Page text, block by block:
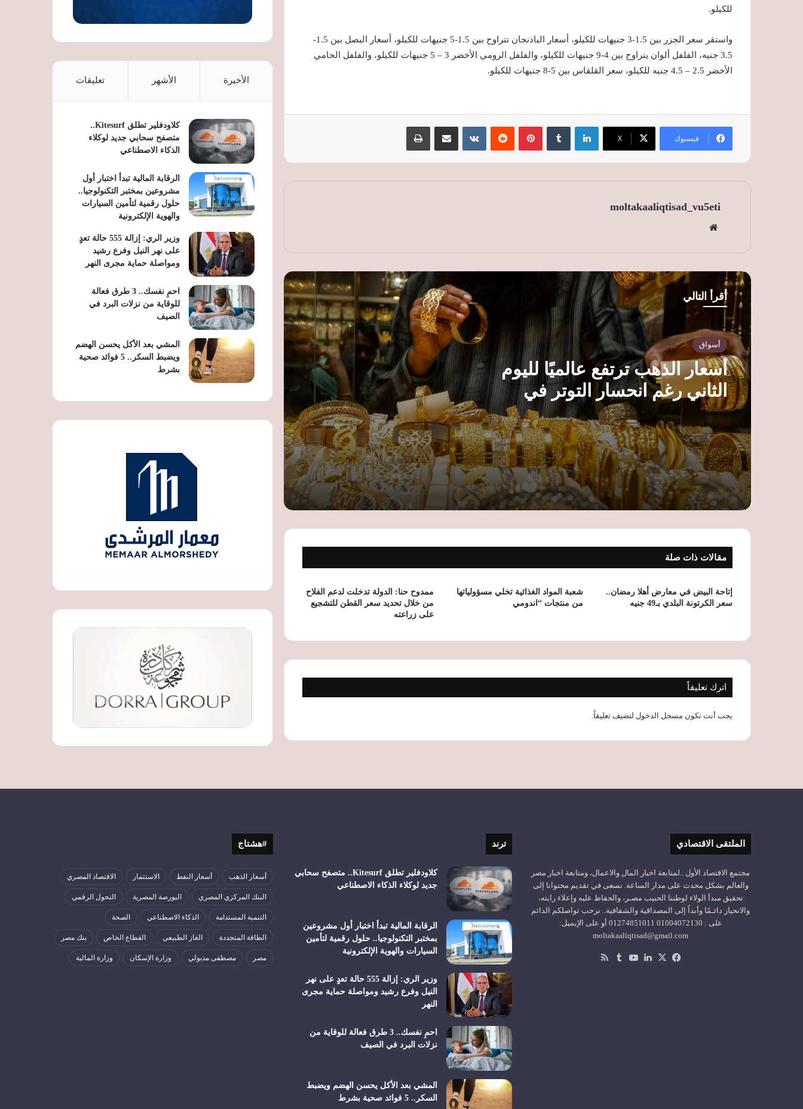
للكيلو.
واستقر سعر الجزر بين 1.5-3 جنيهات للكيلو، أسعار الباذنجان تتراوح بين 1.5-5 جنيهات للكيلو، أسعار البصل بين 1.5-
3.5 جنيه، الفلفل ألوان يتراوح بين 4-9 جنيهات للكيلو، والفلفل الرومي الأخضر 3 – 5 جنيهات للكيلو، والفلفل الحامي
الأخضر 2.5 – 4.5 جنيه للكيلو، سعر القلقاس بين 5-8 جنيهات للكيلو.
فيسبوك ‫X
لينكدإن بينتيريست
moltakaaliqtisad_vu5eti
الوي
ب
أقرأ التالي
أسواق
أسعار الذهب ترتفع عالميًا لليوم
الثاني رغم انحسار التوتر في
مضيق هرمز وترقب بيانات
الوظائف الأمريكية
أسعار الذهب ترتفع عالميًا لليوم الثاني رغم
انحسار التوتر في مضيق هرمز وترقب
بيانات الوظائف الأمريكية
رئيس شعبة المخابز ينتقد تسعير الخبز
السياحي: القرار لم يُناقش معنا
قبل موسم المولد النبوي.. توقعات بزيادة
أسعار الحلوى رغم انخفاض السكر واستمرار
ضغوط الإنتاج
غرفة الحبوب: خطة للتوسع في صوامع
القمح بعد اقتراب التوريد من 5 ملايين طن
خلال موسم 2026
ارتفاع أسعار الخبز السياحي بعد زيادة
الدقيق الفاخر.. وشعبة المخابز توضح
الأسباب
بيتكوين تتماسك قرب 64 ألف دولار
والحرب في البحر الأسود
خلال مؤتمر التنمية المستدامة.. وزير
وتمويلات «البتلو»
مقالات ذات صلة
إتاحة البيض في معارض أهلا رمضان..
سعر الكرتونة البلدي بـ49 جنيه
شعبة المواد الغذائية تخلي مسؤولياتها
من منتجات “اندومي
ممدوح حنا: الدولة تدخلت لدعم الفلاح
من خلال تحديد سعر القطن للتشجيع
على زراعته
اترك تعليقاً
يجب أنت تكون مسجل الدخول لتضيف تعليقاً.
الأخيرة الأشهر تعليقات
كلاودفلير تطلق Kitesurf..
متصفح سحابي جديد لوكلاء
الذكاء الاصطناعي
الرقابة المالية تبدأ اختبار أول
مشروعين بمختبر التكنولوجيا..
حلول رقمية لتأمين السيارات
والهوية الإلكترونية
وزير الري: إزالة 555 حالة تعدٍ
على نهر النيل وفرع رشيد
ومواصلة حماية مجرى النهر
احمِ نفسك.. 3 طرق فعالة
للوقاية من نزلات البرد في
الصيف
المشي بعد الأكل يحسن الهضم
ويضبط السكر.. 5 فوائد صحية
بشرط
الملتقى الاقتصادي
مجتمع الاقتصاد الأول ..لمتابعة اخبار المال والاعمال، ومتابعة اخبار مصر
والعالم بشكل محدث على مدار الساعة. نسعى في تقديم محتوانا إلى
تحقيق مبدأ الولاء لوطننا الحبيب مصـر، والحفاظ عليه وإعلاء رايته،
والانحياز دائـمًا وأبداً إلى المصداقية والشفافية.. نرحب تواصلكم الدائم
على : 01004072130 01274851011 أو على الإيميل:
moltakaaliqtisad@gmail.com
فيسبوك
‫X لينكدإن‫YouTube
ترند
كلاودفلير تطلق Kitesurf.. متصفح سحابي
جديد لوكلاء الذكاء الاصطناعي
الرقابة المالية تبدأ اختبار أول مشروعين
بمختبر التكنولوجيا.. حلول رقمية لتأمين
السيارات والهوية الإلكترونية
وزير الري: إزالة 555 حالة تعدٍ على نهر
النيل وفرع رشيد ومواصلة حماية مجرى
النهر
احمِ نفسك.. 3 طرق فعالة للوقاية من
نزلات البرد في الصيف
المشي بعد الأكل يحسن الهضم ويضبط
السكر.. 5 فوائد صحية بشرط
#هشتاج
أسعار الذهب أسعار النفط الاستثمار الاقتصاد المصري
البنك المركزي المصري البورصة المصرية التحول الرقمي
التنمية المستدامة الذكاء الاصطناعي الصحة
الطاقة المتجددة الغاز الطبيعي القطاع الخاص بنك مصر
مصر مصطفى مدبولي وزارة الإسكان وزارة المالية